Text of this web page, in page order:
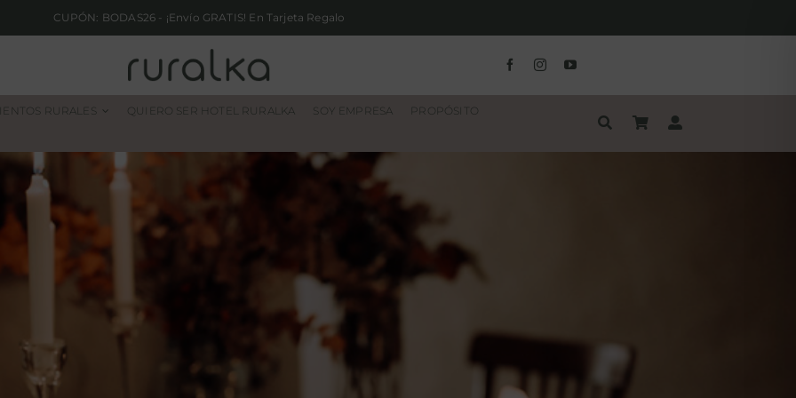
CUPÓN: BODAS26 - ¡Envío GRATIS! En Tarjeta Regalo
RURALES QUIERO SER HOTEL RURALKA SOY EMPRESA
PROPÓSITO